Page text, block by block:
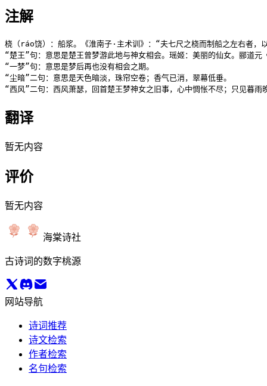
注解
桡（ráo饶）：船浆。《淮南子·主术训》：“夫七尺之桡而制船之左右者
“楚王”句：意思是楚王曾梦游此地与神女相会。瑶姬：美丽的仙女。郦道
“一梦”句：意思是梦后再也没有相会之期。
“尘暗”二句：意思是天色暗淡，珠帘空卷；香气已消，翠幕低垂。
“西风”二句：西风萧瑟，回首楚王梦神女之旧事，心中惆怅不尽；只见暮
翻译
暂无内容
评价
暂无内容
海棠诗社
古诗词的数字桃源
网站导航
诗词推荐
诗文检索
作者检索
名句检索